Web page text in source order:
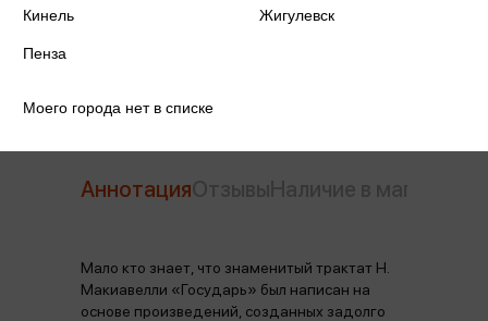
Аннотация
Мало кто знает, что знаменитый трактат Н.
Макиавелли «Государь» был написан на
основе произведений, созданных задолго
Кинель Жигулевск
Пенза
Моего города нет в списке